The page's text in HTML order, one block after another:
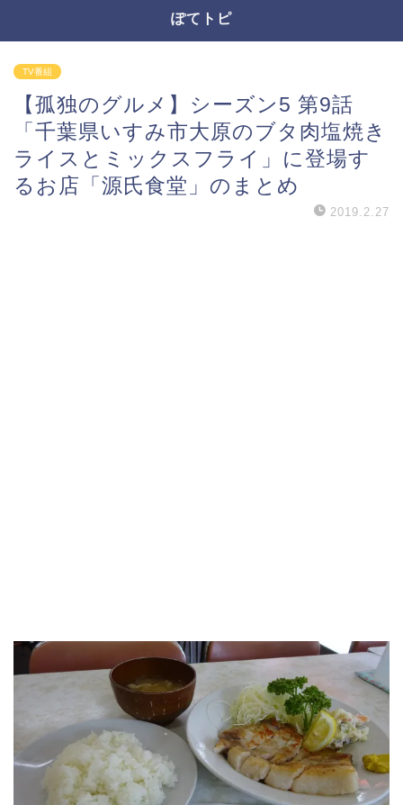
ぽてトピ
TV番組
【孤独のグルメ】シーズン5 第9話
「千葉県いすみ市大原のブタ肉塩焼き
ライスとミックスフライ」に登場す
るお店「源氏食堂」のまとめ
2019.2.27